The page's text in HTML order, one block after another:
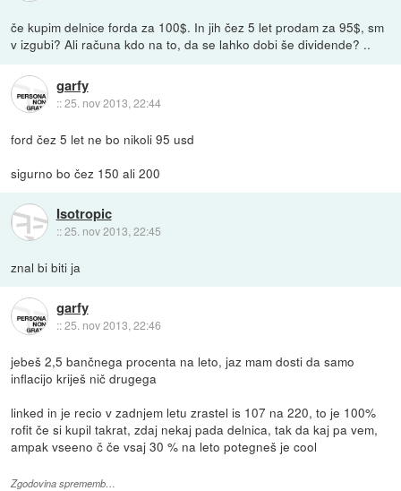
če kupim delnice forda za 100$. In jih čez 5 let prodam za 95$, sm
v izgubi? Ali računa kdo na to, da se lahko dobi še dividende? ..
garfy
::25. nov 2013, 22:44
ford čez 5 let ne bo nikoli 95 usd
sigurno bo čez 150 ali 200
Isotropic
::25. nov 2013, 22:45
znal bi biti ja
garfy
::25. nov 2013, 22:46
jebeš 2,5 bančnega procenta na leto, jaz mam dosti da samo
inflacijo kriješ nič drugega
linked in je recio v zadnjem letu zrastel is 107 na 220, to je 100%
rofit če si kupil takrat, zdaj nekaj pada delnica, tak da kaj pa vem,
ampak vseeno č če vsaj 30 % na leto potegneš je cool
Zgodovina sprememb…